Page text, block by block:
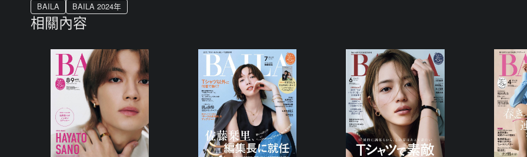
BAILA BAILA 2024年
相關內容